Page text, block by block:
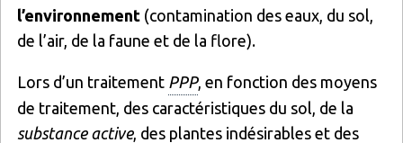
l’environnement (contamination des eaux, du sol,
de l’air, de la faune et de la flore).
Lors d’un traitement PPP, en fonction des moyens
de traitement, des caractéristiques du sol, de la
substance active, des plantes indésirables et des